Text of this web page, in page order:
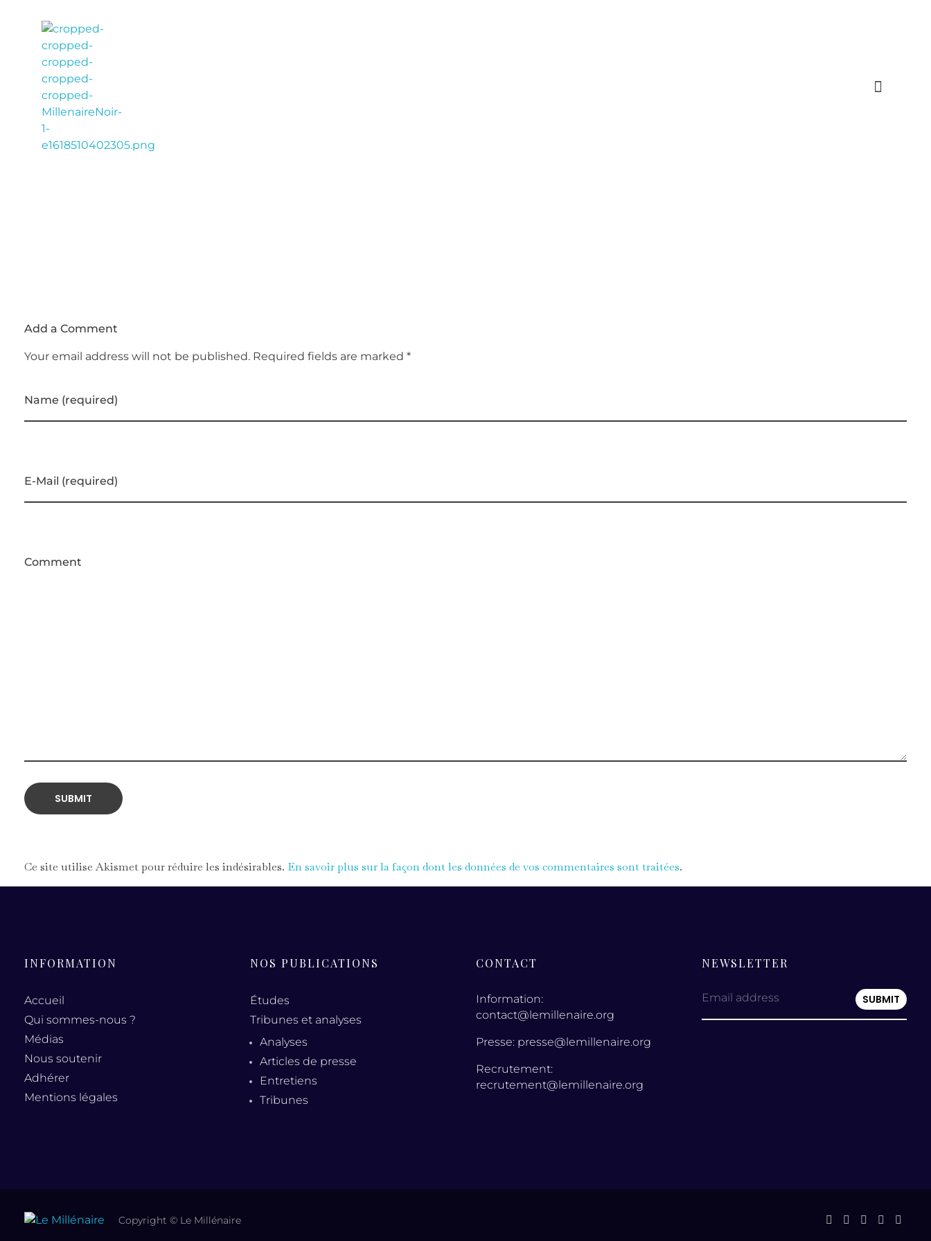
Add a Comment
Your email address will not be published. Required fields are marked *
Name (required)
E-Mail (required)
Comment
Ce site utilise Akismet pour réduire les indésirables. En savoir plus sur la façon dont les données de vos commentaires sont traitées.
INFORMATION
Accueil
Qui sommes-nous ?
Médias
Nous soutenir
Adhérer
Mentions légales
NOS PUBLICATIONS
Études
Tribunes et analyses
Analyses
Articles de presse
Entretiens
Tribunes
CONTACT
Information:
contact@lemillenaire.org
Presse: presse@lemillenaire.org
Recrutement:
recrutement@lemillenaire.org
NEWSLETTER
Email address
Copyright © Le Millénaire